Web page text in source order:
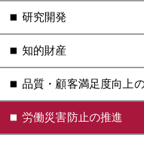
研究開発
知的財産
品質・顧客満足度向上
労働災害防止の推進